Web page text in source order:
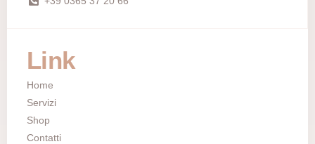
Link
Home
Servizi
Shop
Contatti